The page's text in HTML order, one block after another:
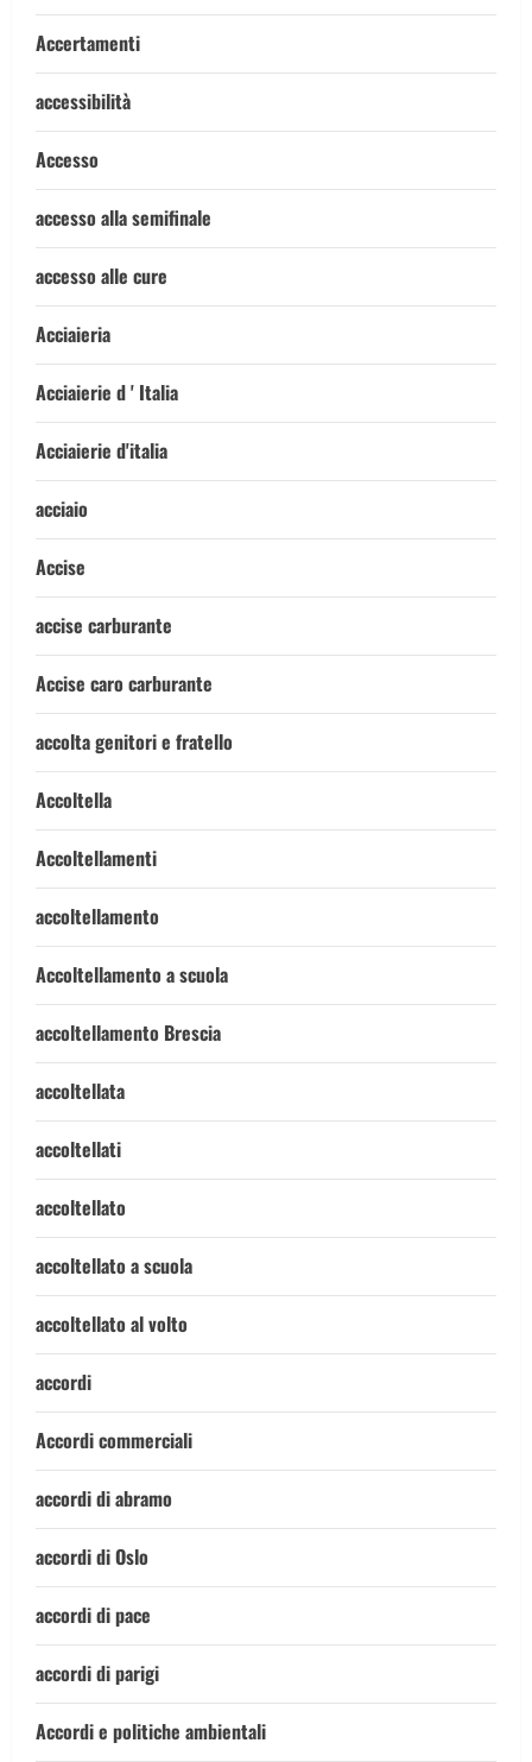
Accertamenti
accessibilità
Accesso
accesso alla semifinale
accesso alle cure
Acciaieria
Acciaierie d ' Italia
Acciaierie d'italia
acciaio
Accise
accise carburante
Accise caro carburante
accolta genitori e fratello
Accoltella
Accoltellamenti
accoltellamento
Accoltellamento a scuola
accoltellamento Brescia
accoltellata
accoltellati
accoltellato
accoltellato a scuola
accoltellato al volto
accordi
Accordi commerciali
accordi di abramo
accordi di Oslo
accordi di pace
accordi di parigi
Accordi e politiche ambientali